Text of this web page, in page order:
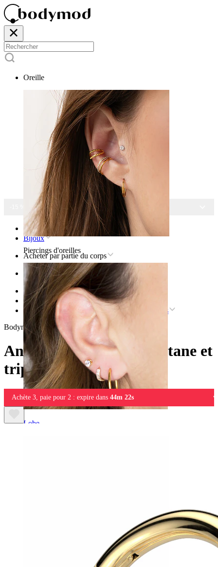
Oreille
Piercings d'oreilles
Lobe
-15 % SUR TOUS NOS BIJOUX
Accueil
Bijoux
Acheter par partie du corps
Oreille
Hélix
Bijoux en titane pour le piercing à l'hélix
Anneau à charnière en titane et triples chevrons
Bodymod Trend
Anneau à charnière en titane et
triples chevrons
Achète 3, paie pour 2 : expire dans 44m 22s